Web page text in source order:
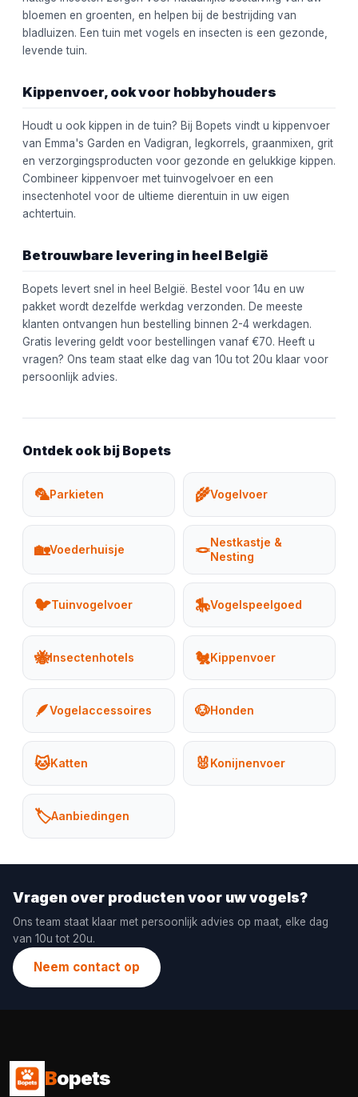
bloemen en groenten, en helpen bij de bestrijding van
bladluizen. Een tuin met vogels en insecten is een gezonde,
levende tuin.
Kippenvoer, ook voor hobbyhouders
Houdt u ook kippen in de tuin? Bij Bopets vindt u kippenvoer
van Emma's Garden en Vadigran, legkorrels, graanmixen, grit
en verzorgingsproducten voor gezonde en gelukkige kippen.
Combineer kippenvoer met tuinvogelvoer en een
insectenhotel voor de ultieme dierentuin in uw eigen
achtertuin.
Betrouwbare levering in heel België
Bopets levert snel in heel België. Bestel voor 14u en uw
pakket wordt dezelfde werkdag verzonden. De meeste
klanten ontvangen hun bestelling binnen 2-4 werkdagen.
Gratis levering geldt voor bestellingen vanaf €70. Heeft u
vragen? Ons team staat elke dag van 10u tot 20u klaar voor
persoonlijk advies.
Ontdek ook bij Bopets
🦜Parkieten 🌾Vogelvoer
🏡Voederhuisje 🪢Nestkastje &
Nesting
🐦Tuinvogelvoer 🎠Vogelspeelgoed
🐝Insectenhotels 🐔Kippenvoer
🪶Vogelaccessoires 🐶Honden
🐱Katten 🐰Konijnenvoer
🏷️Aanbiedingen
Vragen over producten voor uw vogels?
Ons team staat klaar met persoonlijk advies op maat, elke dag
van 10u tot 20u.
Neem contact op
Bopets